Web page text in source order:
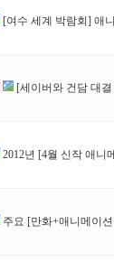
[여수 세계 박람회] 애
[세이버와 건담 대
2012년 [4월 신작 애니
주요 [만화+애니메이